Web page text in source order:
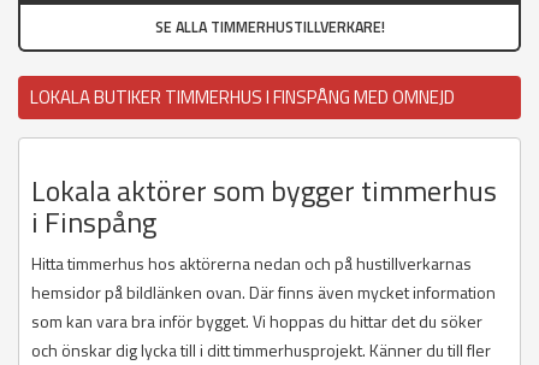
SE ALLA TIMMERHUSTILLVERKARE!
LOKALA BUTIKER TIMMERHUS I FINSPÅNG MED OMNEJD
Lokala aktörer som bygger timmerhus
i Finspång
Hitta timmerhus hos aktörerna nedan och på hustillverkarnas
hemsidor på bildlänken ovan. Där finns även mycket information
som kan vara bra inför bygget. Vi hoppas du hittar det du söker
och önskar dig lycka till i ditt timmerhusprojekt. Känner du till fler